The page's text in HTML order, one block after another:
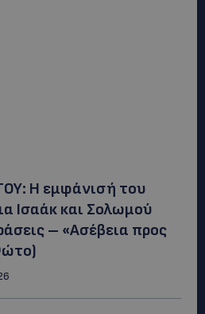
Η εμφάνισή του
Ισαάκ και Σολωμού
– «Ασέβεια προς